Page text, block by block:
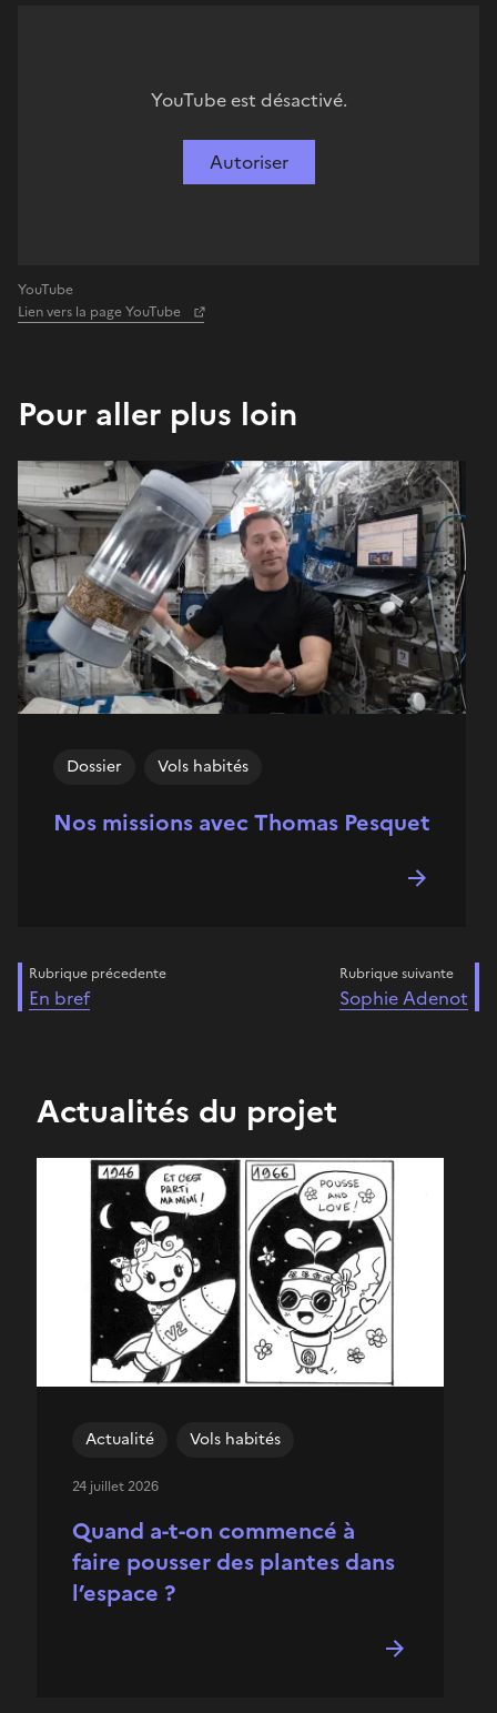
YouTube est désactivé.
Autoriser
YouTube
Lien vers la page YouTube
Pour aller plus loin
Nos missions avec Thomas Pesquet
Dossier Vols habités
Rubrique précedente
En bref
Rubrique suivante
Sophie Adenot
Actualités du projet
Quand a-t-on commencé à
faire pousser des plantes dans
l’espace ?
Actualité Vols habités
24 juillet 2026